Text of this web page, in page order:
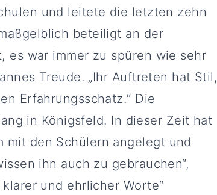
und leitete die letzten zehn
beteiligt an der
es war immer zu spüren wie sehr
Treude. „Ihr Auftreten hat Stil,
Erfahrungsschatz.“ Die
in Königsfeld. In dieser Zeit hat
mit den Schülern angelegt und
ihn auch zu gebrauchen“,
und ehrlicher Worte“